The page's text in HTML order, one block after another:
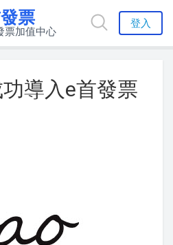
票
票加值中心
登入
導入e首發票